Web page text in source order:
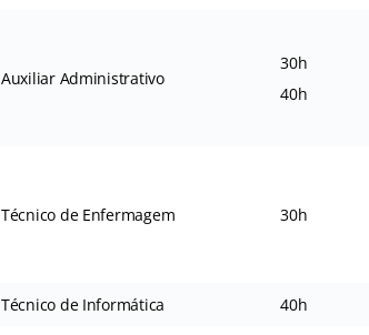
Auxiliar Administrativo
30h
40h
Técnico de Enfermagem 30h
Técnico de Informática 40h